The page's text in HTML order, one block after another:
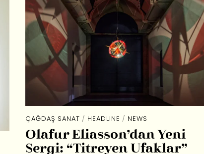
ÇAĞDAŞ SANAT / HEADLINE / NEWS
Olafur Eliasson’dan Yeni
Sergi: “Titreyen Ufaklar”